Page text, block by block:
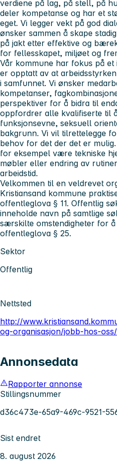
verdiene på lag, på stell, på
deler kompetanse og har et
eget. Vi legger vekt på god
ønsker sammen å skape
på jakt etter effektive og
for fellesskapet, miljøet og
Vår kommune har fokus på
er opptatt av at
i samfunnet. Vi ønsker
kompetanser,
perspektiver for å bidra til
oppfordrer alle kvalifiserte til
funksjonsevne, seksuell
bakgrunn. Vi vil tilrettelegge
behov for det der det er
for eksempel være tekniske
møbler eller endring av
arbeidstid.
Velkommen til en veldrevet
Kristiansand kommune
offentleglova § 11. Offentlig
inneholde navn på samtlige
særskilte omstendigheter for
offentleglova § 25.
Sektor
Offentlig
Nettsted
http://
og-organisasjon/jobb-hos-oss/
Annonsedata
Rapporter annonse
Stillingsnummer
d36c473e-65a9-469c-9521-
Sist endret
8. august 2026